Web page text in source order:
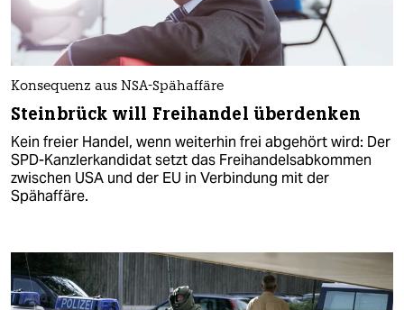
Konsequenz aus NSA-Spähaffäre
Steinbrück will Freihandel überdenken
Kein freier Handel, wenn weiterhin frei abgehört wird: Der
SPD-Kanzlerkandidat setzt das Freihandelsabkommen
zwischen USA und der EU in Verbindung mit der
Spähaffäre.